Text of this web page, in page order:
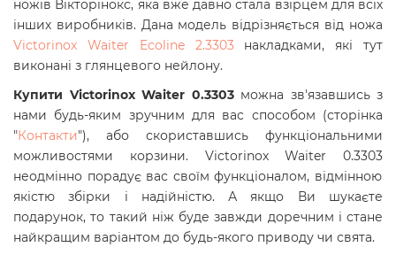
ножів Вікторінокс, яка вже давно стала взірцем для всіх
інших виробників. Дана модель відрізняється від ножа
Victorinox Waiter Ecoline 2.3303 накладками, які тут
виконані з глянцевого нейлону.
Купити Victorinox Waiter 0.3303 можна зв'язавшись з
нами будь-яким зручним для вас способом (сторінка
"Контакти"), або скориставшись функціональними
можливостями корзини. VictorinoxWaiter 0.3303
неодмінно порадує вас своїм функціоналом, відмінною
якістю збірки і надійністю. А якщо Ви шукаєте
подарунок, то такий ніж буде завжди доречним і стане
найкращим варіантом до будь-якого приводу чи свята.